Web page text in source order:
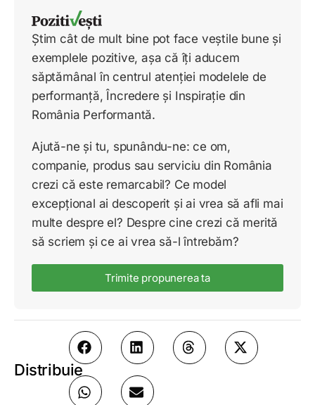
Știm cât de mult bine pot face veștile bune și
exemplele pozitive, așa că îți aducem
săptămânal în centrul atenției modelele de
performanță, Încredere și Inspirație din
România Performantă.
Ajută-ne și tu, spunându-ne: ce om,
companie, produs sau serviciu din România
crezi că este remarcabil? Ce model
excepțional ai descoperit și ai vrea să afli mai
multe despre el? Despre cine crezi că merită
să scriem și ce ai vrea să-l întrebăm?
Trimite propunerea ta
Distribuie